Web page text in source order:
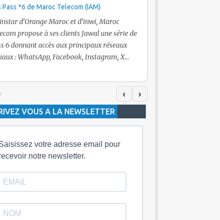
Pass *6 de Maroc Telecom (IAM)
d’Orange Maroc et d’inwi, Maroc
propose à ses clients Jawal une série de
6 donnant accès aux principaux réseaux
: WhatsApp, Facebook, Instagram, X
inclut 100 Mo, le Pass 10 Dh offre 400 Mo,
que les formules à 20 Dh et 30 Dh
respectivement 1 Go et 2 Go. Les
de validité sont de 3 jours pour
‹ ›
VOUS A LA NEWSLETTER
votre adresse email pour
notre newsletter.